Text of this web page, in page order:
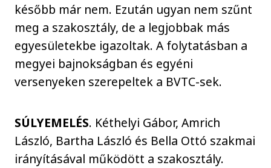
később már nem. Ezután ugyan nem szűnt
meg a szakosztály, de a legjobbak más
egyesületekbe igazoltak. A folytatásban a
megyei bajnokságban és egyéni
versenyeken szerepeltek a BVTC-sek.
SÚLYEMELÉS. Kéthelyi Gábor, Amrich
László, Bartha László és Bella Ottó szakmai
irányításával működött a szakosztály.